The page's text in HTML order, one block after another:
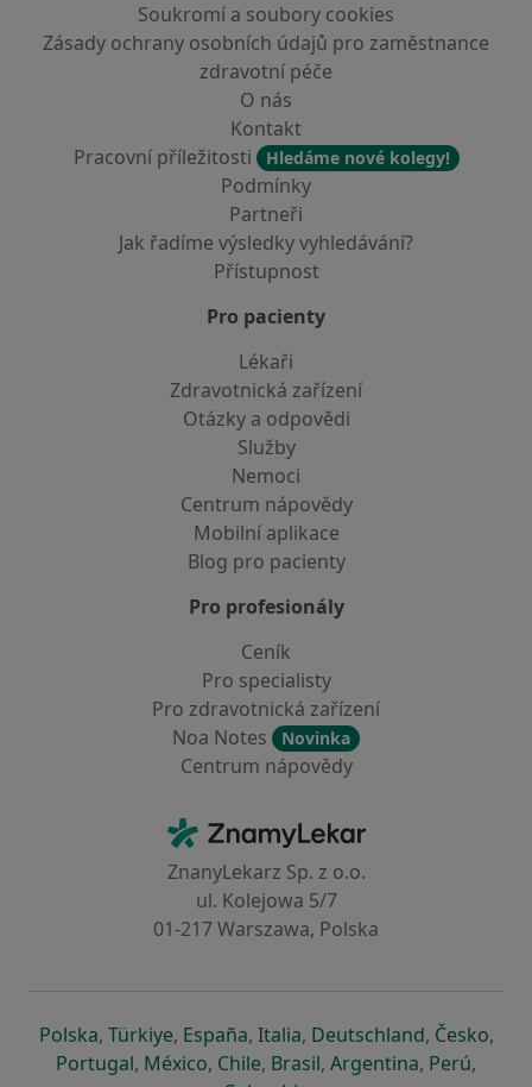
Soukromí a soubory cookies
Zásady ochrany osobních údajů pro zaměstnance
zdravotní péče
O nás
Kontakt
Pracovní příležitosti
Hledáme nové kolegy!
Podmínky
Partneři
Jak řadíme výsledky vyhledávání?
Přístupnost
Pro pacienty
Lékaři
Zdravotnická zařízení
Otázky a odpovědi
Služby
Nemoci
Centrum nápovědy
Mobilní aplikace
Blog pro pacienty
Pro profesionály
Ceník
Pro specialisty
Pro zdravotnická zařízení
Noa Notes
Novinka
Centrum nápovědy
ZnamyLekar - Hlavní stránka
ZnanyLekarz Sp. z o.o.
ul. Kolejowa 5/7
01-217 Warszawa, Polska
Polskase otevře v nové záložce
, Türkiyese otevře v nové záložce
, Españase otevře v nové záložce
, Italiase otevře v nové záložce
, Deutschlandse otevře v
, Českose
,
Portugalse otevře v nové záložce
, Méxicose otevře v nové záložce
, Chilese otevře v nové záložce
, Brasilse otevře v nové
, Argentinase otevře v
, Perúse
,